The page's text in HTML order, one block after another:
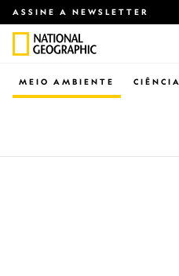
ASSINE A NEWSLETTER
CIÊNCIA
MEIO AMBIENTE